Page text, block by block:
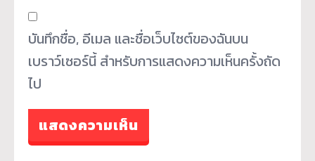
บันทึกชื่อ, อีเมล และชื่อเว็บไซต์ของฉันบน
เบราว์เซอร์นี้ สำหรับการแสดงความเห็นครั้งถัด
ไป